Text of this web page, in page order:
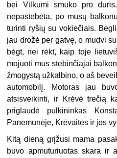
bei Vilkumi smuko pro
nepastebėta, po mūsų
turinti ryšių su vokiečiais.
jau drožė per gatvę, o mudvi
bėgt, nei rėkt, kaip toje
mojuoti mus stebinčiajai
žmogystą užkalbino, o aš
automobilį. Motoras jau
atsisveikinti, ir Krėvė trečią
priglaudė pulkininkas
Panemunėje, Krėvaitės ir jos
Kitą dieną grįžusi mama
buvo apmuturiuotas skara ir